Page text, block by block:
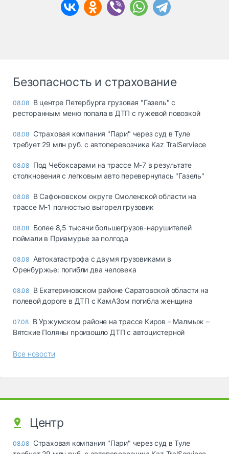
Безопасность и страхование
08.08 В центре Петербурга грузовая "Газель" с
ресторанным меню попала в ДТП с гужевой повозкой
08.08 Страховая компания "Пари" через суд в Туле
требует 29 млн руб. с автоперевозчика Kaz TralServiece
08.08 Под Чебоксарами на трассе М-7 в результате
столкновения с легковым авто перевернулась "Газель"
08.08 В Сафоновском округе Смоленской области на
трассе М-1 полностью выгорел грузовик
08.08 Более 8,5 тысячи большегрузов-нарушителей
поймали в Приамурье за полгода
08.08 Автокатастрофа с двумя грузовиками в
Оренбуржье: погибли два человека
08.08 В Екатериновском районе Саратовской области на
полевой дороге в ДТП с КамАЗом погибла женщина
07.08 В Уржумском районе на трассе Киров – Малмыж –
Вятские Поляны произошло ДТП с автоцистерной
Все новости
Центр
08.08 Страховая компания "Пари" через суд в Туле